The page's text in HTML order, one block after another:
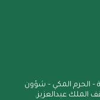
– الحرم المكي – شؤون
الملك عبدالعزيز.